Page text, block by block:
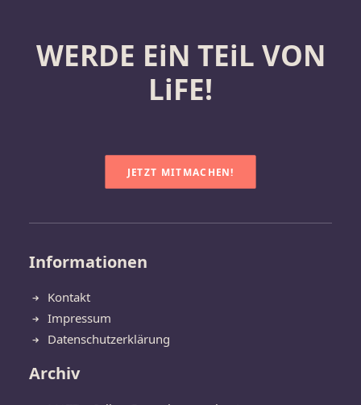
WERDE EiN TEiL VON
LiFE!
JETZT MITMACHEN!
Informationen
Kontakt
Impressum
Datenschutzerklärung
Archiv